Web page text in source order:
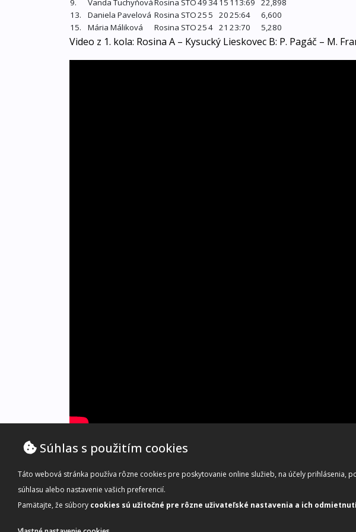
9. Vanda Tuchyňová Rosina STO49 3415 113:69
22,898
13.
Daniela Pavelová Rosina STO25 5 2025:64
6,600
15.
Mária Máliková Rosina STO254 21 23:70 5,280
Video z 1. kola: Rosina A – Kysucký Lieskovec B: P. Pagáč – M.
Súhlas s použitím cookies
Táto webová stránka používa rôzne cookies pre poskytovanie online služieb, na účely
súhlasu alebo nastavenie vašich preferencií.
Pamätajte, že súbory cookies sú užitočné pre rôzne uživateľské nastavenia a ich